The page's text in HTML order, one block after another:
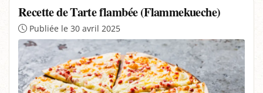
Recette de Tarte flambée (Flammekueche)
Publiée le 30 avril 2025